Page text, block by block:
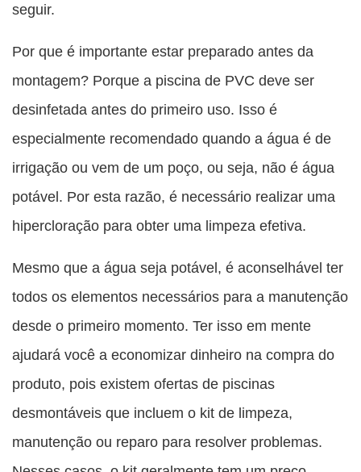
seguir.
Por que é importante estar preparado antes da
montagem? Porque a piscina de PVC deve ser
desinfetada antes do primeiro uso. Isso é
especialmente recomendado quando a água é de
irrigação ou vem de um poço, ou seja, não é água
potável. Por esta razão, é necessário realizar uma
hipercloração para obter uma limpeza efetiva.
Mesmo que a água seja potável, é aconselhável ter
todos os elementos necessários para a manutenção
desde o primeiro momento. Ter isso em mente
ajudará você a economizar dinheiro na compra do
produto, pois existem ofertas de piscinas
desmontáveis que incluem o kit de limpeza,
manutenção ou reparo para resolver problemas.